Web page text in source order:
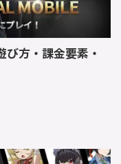
び方・課金要素・